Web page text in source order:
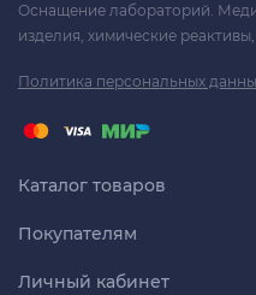
Оснащение лабораторий.
изделия, химические
Политика персональных
Каталог товаров
Покупателям
Личный кабинет